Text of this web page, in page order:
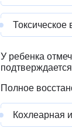
Токсическое
У ребенка
Полное
Кохлеарная